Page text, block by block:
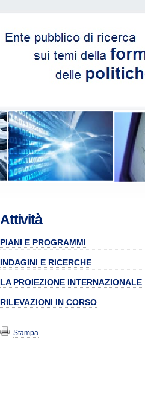
Attività
PIANI E PROGRAMMI
INDAGINI E RICERCHE
LA PROIEZIONE INTERNAZIONALE
RILEVAZIONI IN CORSO
Stampa